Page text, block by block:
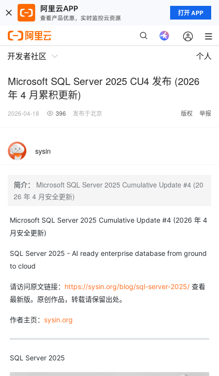
打开 APP
开发者社区 个人
Microsoft SQL Server 2025 CU4 发布 (2026
年 4 月累积更新)
2026-04-18 396 发布于北京 版权 举报
sysin
简介：
Microsoft SQL Server 2025 Cumulative Update #4 (20
26 年 4 月安全更新)
Microsoft SQL Server 2025 Cumulative Update #4 (2026 年 4
月安全更新)
SQL Server 2025 - AI ready enterprise database from ground
to cloud
请访问原文链接： https://sysin.org/blog/sql-server-2025/ 查看
最新版。原创作品，转载请保留出处。
作者主页： sysin.org
SQL Server 2025